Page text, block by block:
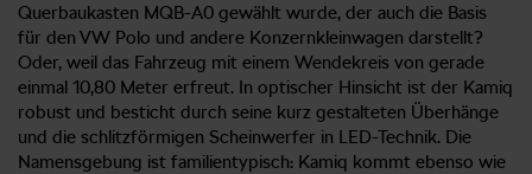
Querbaukasten MQB-A0 gewählt wurde, der auch die Basis
für den VW Polo und andere Konzernkleinwagen darstellt?
Oder, weil das Fahrzeug mit einem Wendekreis von gerade
einmal 10,80 Meter erfreut. In optischer Hinsicht ist der Kamiq
robust und besticht durch seine kurz gestalteten Überhänge
und die schlitzförmigen Scheinwerfer in LED-Technik. Die
Namensgebung ist familientypisch: Kamiq kommt ebenso wie